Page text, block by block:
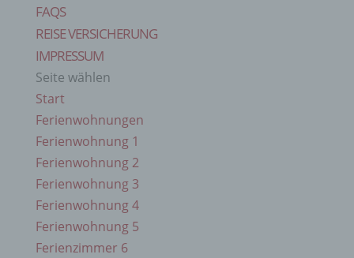
FAQS
REISE VERSICHERUNG
IMPRESSUM
Seite wählen
Start
Ferienwohnungen
Ferienwohnung 1
Ferienwohnung 2
Ferienwohnung 3
Ferienwohnung 4
Ferienwohnung 5
Ferienzimmer 6